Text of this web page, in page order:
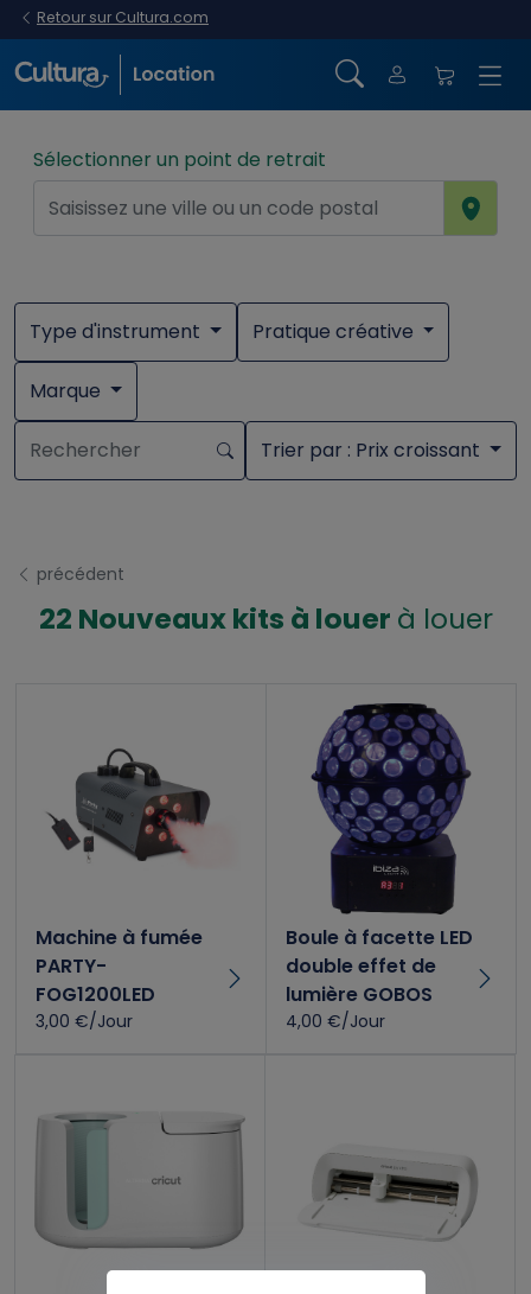
Retour sur Cultura.com
Sélectionner un point de retrait
Type d'instrument Pratique créative
Marque
Trier par : Prix croissant
précédent
22 Nouveaux kits à louer à louer
Machine à fumée
PARTY-
FOG1200LED
3,00 €/Jour
Boule à facette LED
double effet de
lumière GOBOS
4,00 €/Jour